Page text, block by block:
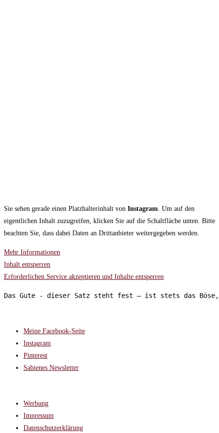
Sie sehen gerade einen Platzhalterinhalt von Instagram . Um auf den
eigentlichen Inhalt zuzugreifen, klicken Sie auf die Schaltfläche unten. Bitte
beachten Sie, dass dabei Daten an Drittanbieter weitergegeben werden.
Mehr Informationen
Inhalt entsperren
Erforderlichen Service akzeptieren und Inhalte entsperren
Das Gute - dieser Satz steht fest – ist stets das Böse,
Meine Facebook-Seite
Instagram
Pinterest
Sabienes Newsletter
Werbung
Impressum
Datenschutzerklärung